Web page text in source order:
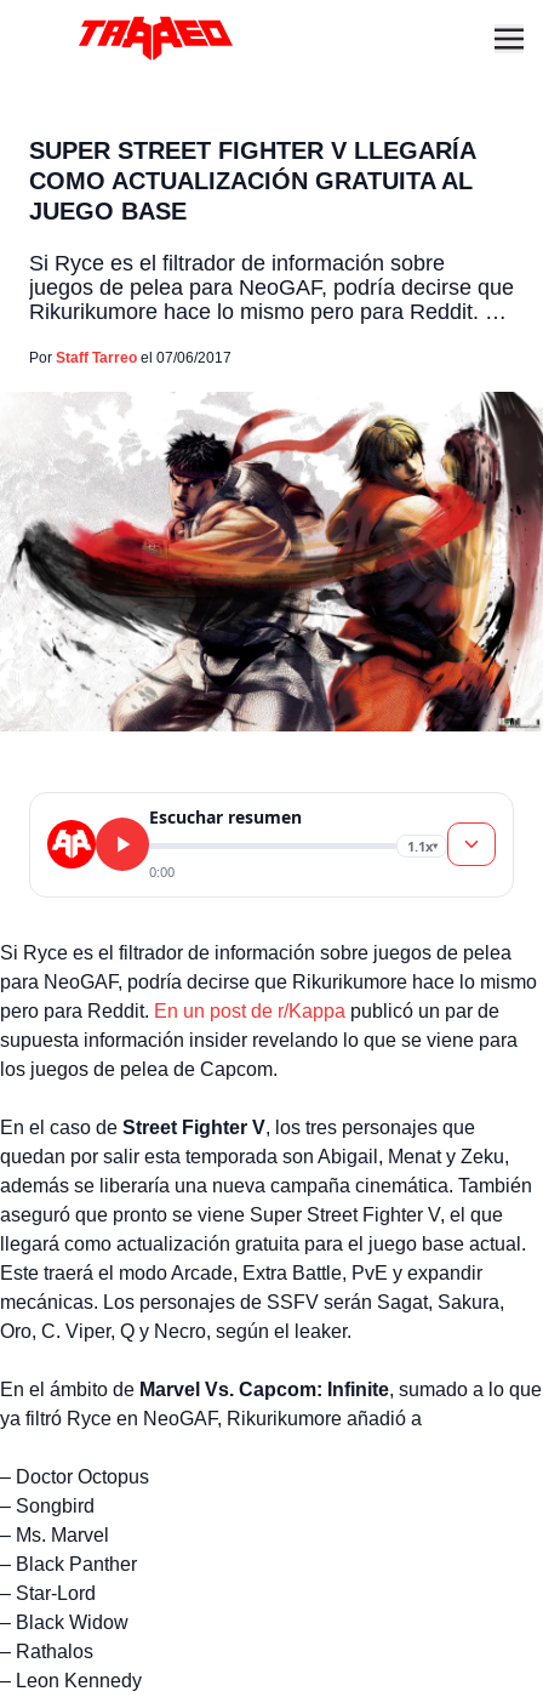
SUPER STREET FIGHTER V LLEGARÍA
COMO ACTUALIZACIÓN GRATUITA AL
JUEGO BASE
Si Ryce es el filtrador de información sobre
juegos de pelea para NeoGAF, podría decirse que
Rikurikumore hace lo mismo pero para Reddit. En
información insider revelando lo que se viene
de Street Fighter V, los […]
Por Staff Tarreo el 07/06/2017
Escuchar resumen
1.1x▾
0:00
Si Ryce es el filtrador de información sobre juegos de pelea
para NeoGAF, podría decirse que Rikurikumore hace lo mismo
pero para Reddit. En un post de r/Kappa publicó un par de
supuesta información insider revelando lo que se viene para
los juegos de pelea de Capcom.
En el caso de Street Fighter V, los tres personajes que
quedan por salir esta temporada son Abigail, Menat y Zeku,
además se liberaría una nueva campaña cinemática. También
aseguró que pronto se viene Super Street Fighter V, el que
llegará como actualización gratuita para el juego base actual.
Este traerá el modo Arcade, Extra Battle, PvE y expandir
mecánicas. Los personajes de SSFV serán Sagat, Sakura,
Oro, C. Viper, Q y Necro, según el leaker.
En el ámbito de Marvel Vs. Capcom: Infinite, sumado a lo que
ya filtró Ryce en NeoGAF, Rikurikumore añadió a
– Doctor Octopus
– Songbird
– Ms. Marvel
– Black Panther
– Star-Lord
– Black Widow
– Rathalos
– Leon Kennedy